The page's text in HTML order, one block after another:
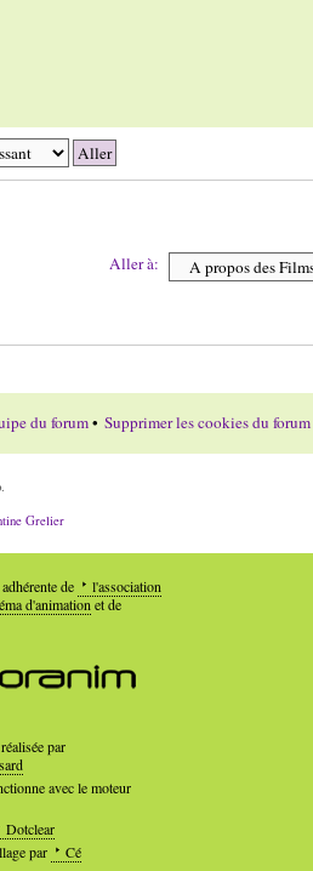
Aller à:
du forum• Supprimer les cookies du forum
Grelier
de
l'association
d'animationet de
par
avec le moteur
Dotclear
par
Cé